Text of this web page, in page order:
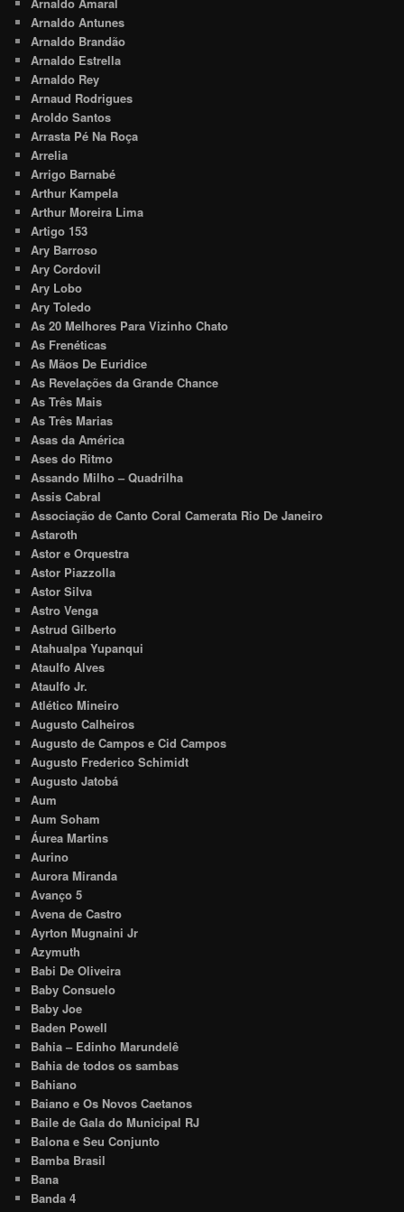
Arnaldo Antunes
Arnaldo Brandão
Arnaldo Estrella
Arnaldo Rey
Arnaud Rodrigues
Aroldo Santos
Arrasta Pé Na Roça
Arrelia
Arrigo Barnabé
Arthur Kampela
Arthur Moreira Lima
Artigo 153
Ary Barroso
Ary Cordovil
Ary Lobo
Ary Toledo
As 20 Melhores Para Vizinho Chato
As Frenéticas
As Mãos De Euridice
As Revelações da Grande Chance
As Três Mais
As Três Marias
Asas da América
Ases do Ritmo
Assando Milho – Quadrilha
Assis Cabral
Associação de Canto Coral Camerata Rio De Janeiro
Astaroth
Astor e Orquestra
Astor Piazzolla
Astor Silva
Astro Venga
Astrud Gilberto
Atahualpa Yupanqui
Ataulfo Alves
Ataulfo Jr.
Atlético Mineiro
Augusto Calheiros
Augusto de Campos e Cid Campos
Augusto Frederico Schimidt
Augusto Jatobá
Aum
Aum Soham
Áurea Martins
Aurino
Aurora Miranda
Avanço 5
Avena de Castro
Ayrton Mugnaini Jr
Azymuth
Babi De Oliveira
Baby Consuelo
Baby Joe
Baden Powell
Bahia – Edinho Marundelê
Bahia de todos os sambas
Bahiano
Baiano e Os Novos Caetanos
Baile de Gala do Municipal RJ
Balona e Seu Conjunto
Bamba Brasil
Bana
Banda 4